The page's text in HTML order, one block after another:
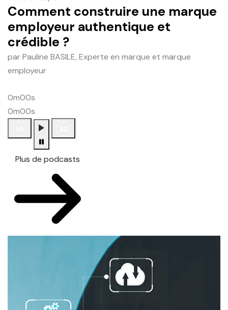
Comment construire une marque
employeur authentique et
crédible ?
par Pauline BASILE, Experte en marque et marque
employeur
0m00s
0m00s
Plus de podcasts